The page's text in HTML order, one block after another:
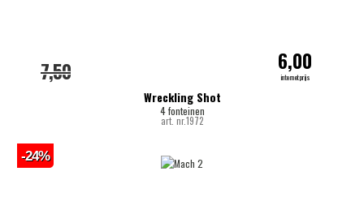
Wreckling Shot
4 fonteinen
art. nr.1972
7,50 6,00
internetprijs
-24%